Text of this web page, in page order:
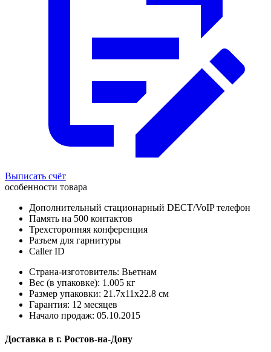
Выписать счёт
особенности товара
Дополнительный стационарный DECT/VoIP телефон
Память на 500 контактов
Трехсторонняя конференция
Разъем для гарнитуры
Caller ID
Страна-изготовитель: Вьетнам
Вес (в упаковке): 1.005 кг
Размер упаковки: 21.7x11x22.8 см
Гарантия: 12 месяцев
Начало продаж: 05.10.2015
Доставка в г. Ростов-на-Дону